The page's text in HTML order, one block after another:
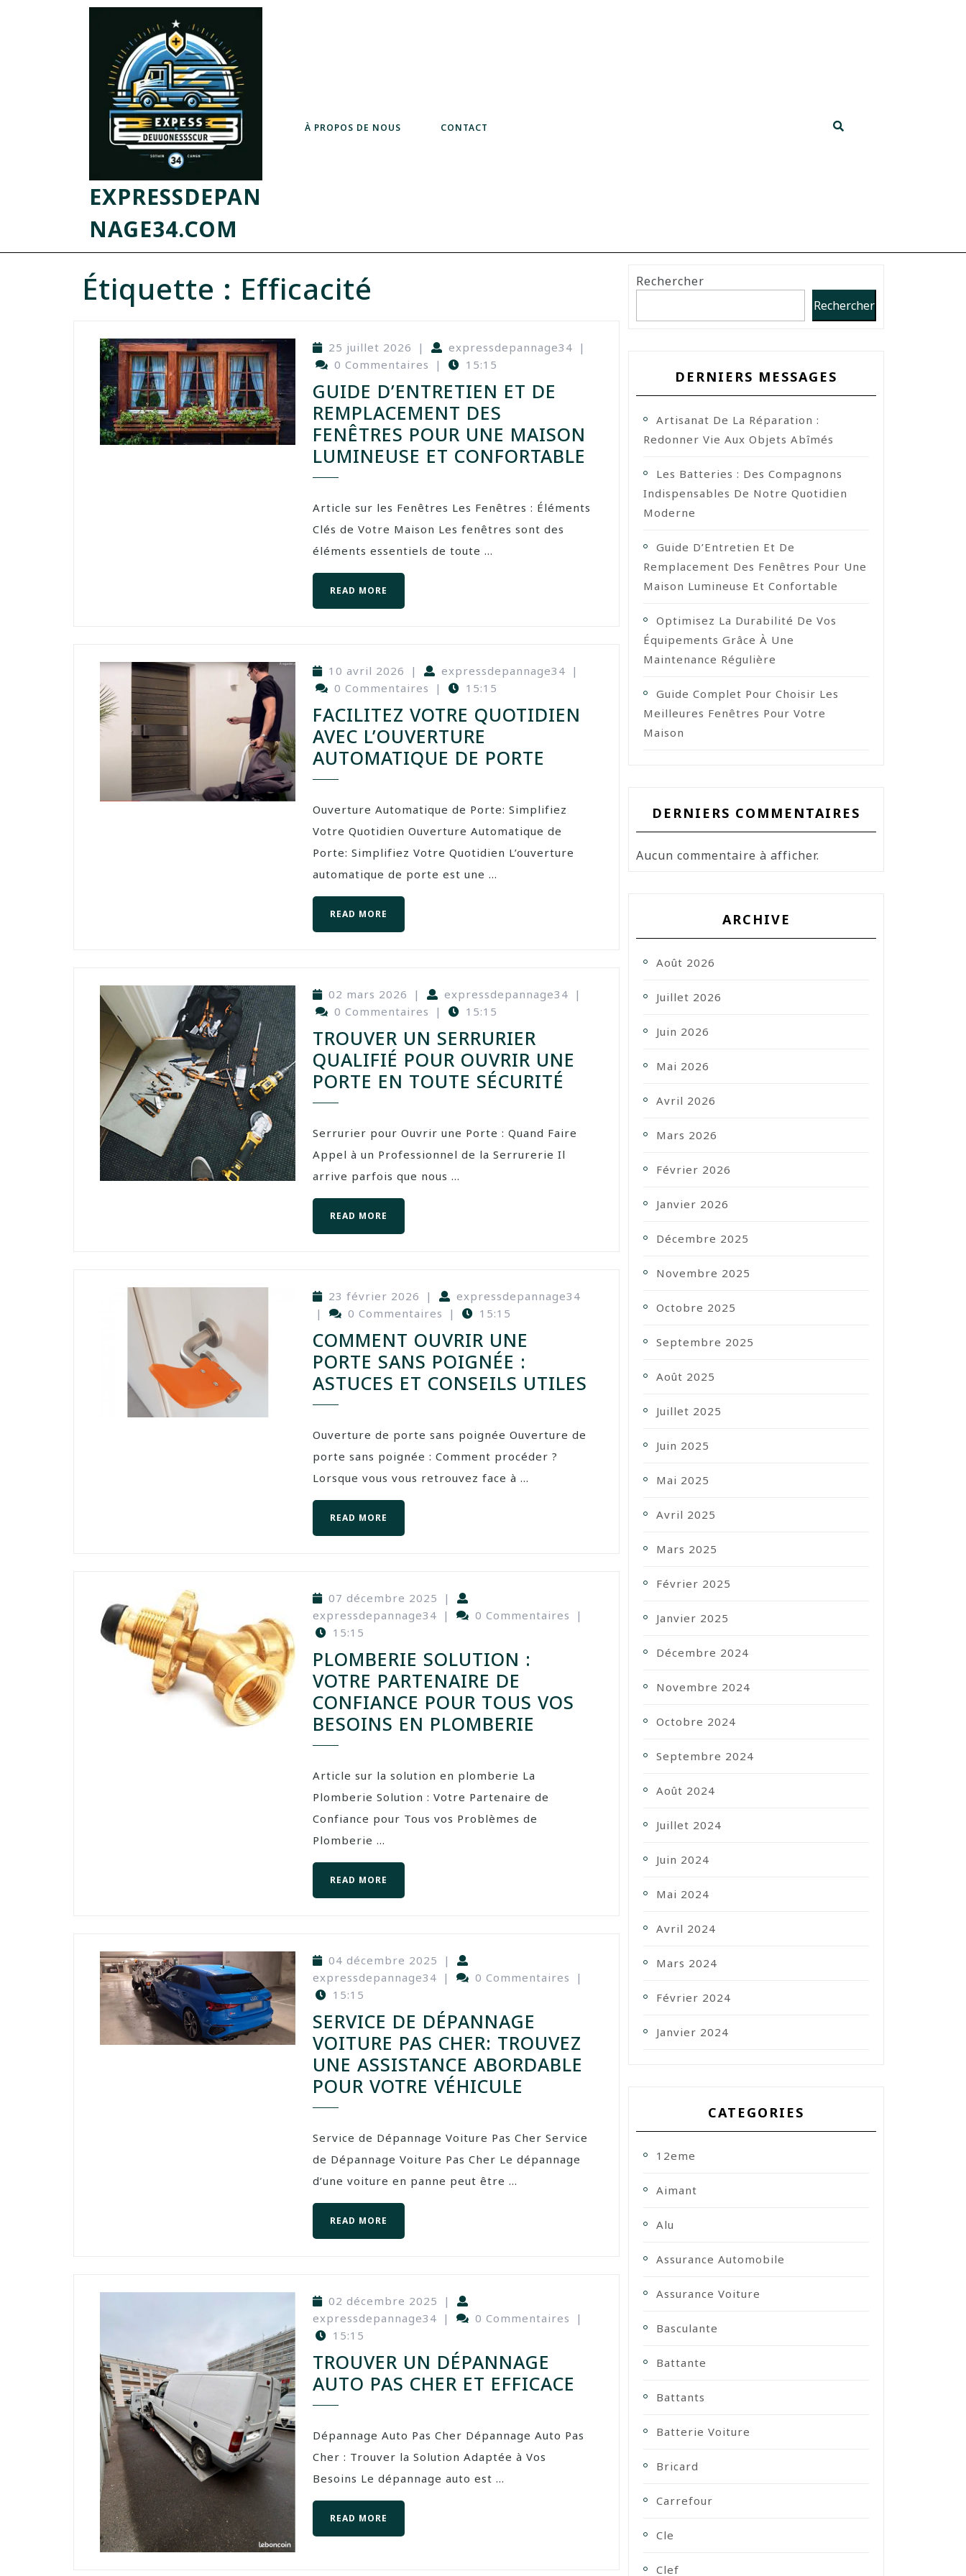
EXPRESSDEPAN
NAGE34.COM
À PROPOS DE NOUS CONTACT
Étiquette : Efficacité
25 juillet 2026 | expressdepannage34 |
0 Commentaires
| 15:15
GUIDE D’ENTRETIEN ET DE
REMPLACEMENT DES
FENÊTRES POUR UNE MAISON
LUMINEUSE ET CONFORTABLE
Article sur les Fenêtres Les Fenêtres : Éléments
Clés de Votre Maison Les fenêtres sont des
éléments essentiels de toute ...
READ MORE
10 avril 2026 | expressdepannage34 |
0 Commentaires
| 15:15
FACILITEZ VOTRE QUOTIDIEN
AVEC L’OUVERTURE
AUTOMATIQUE DE PORTE
Ouverture Automatique de Porte: Simplifiez
Votre Quotidien Ouverture Automatique de
Porte: Simplifiez Votre Quotidien L’ouverture
automatique de porte est une ...
READ MORE
02 mars 2026 | expressdepannage34 |
0 Commentaires
| 15:15
TROUVER UN SERRURIER
QUALIFIÉ POUR OUVRIR UNE
PORTE EN TOUTE SÉCURITÉ
Serrurier pour Ouvrir une Porte : Quand Faire
Appel à un Professionnel de la Serrurerie Il
arrive parfois que nous ...
READ MORE
23 février 2026 |
expressdepannage34
|
0 Commentaires | 15:15
COMMENT OUVRIR UNE
PORTE SANS POIGNÉE :
ASTUCES ET CONSEILS UTILES
Ouverture de porte sans poignée Ouverture de
porte sans poignée : Comment procéder ?
Lorsque vous vous retrouvez face à ...
READ MORE
07 décembre 2025
|
expressdepannage34 | 0 Commentaires
|
15:15
PLOMBERIE SOLUTION :
VOTRE PARTENAIRE DE
CONFIANCE POUR TOUS VOS
BESOINS EN PLOMBERIE
Article sur la solution en plomberie La
Plomberie Solution : Votre Partenaire de
Confiance pour Tous vos Problèmes de
Plomberie ...
READ MORE
04 décembre 2025
|
expressdepannage34 | 0 Commentaires
|
15:15
SERVICE DE DÉPANNAGE
VOITURE PAS CHER: TROUVEZ
UNE ASSISTANCE ABORDABLE
POUR VOTRE VÉHICULE
Service de Dépannage Voiture Pas Cher Service
de Dépannage Voiture Pas Cher Le dépannage
d’une voiture en panne peut être ...
READ MORE
02 décembre 2025
|
expressdepannage34 | 0 Commentaires
|
15:15
TROUVER UN DÉPANNAGE
AUTO PAS CHER ET EFFICACE
Dépannage Auto Pas Cher Dépannage Auto Pas
Cher : Trouver la Solution Adaptée à Vos
Besoins Le dépannage auto est ...
READ MORE
Rechercher
Rechercher
DERNIERS MESSAGES
Artisanat De La Réparation :
Redonner Vie Aux Objets Abîmés
Les Batteries : Des Compagnons
Indispensables De Notre Quotidien
Moderne
Guide D’Entretien Et De
Remplacement Des Fenêtres Pour Une
Maison Lumineuse Et Confortable
Optimisez La Durabilité De Vos
Équipements Grâce À Une
Maintenance Régulière
Guide Complet Pour Choisir Les
Meilleures Fenêtres Pour Votre
Maison
DERNIERS COMMENTAIRES
Aucun commentaire à afficher.
ARCHIVE
Août 2026
Juillet 2026
Juin 2026
Mai 2026
Avril 2026
Mars 2026
Février 2026
Janvier 2026
Décembre 2025
Novembre 2025
Octobre 2025
Septembre 2025
Août 2025
Juillet 2025
Juin 2025
Mai 2025
Avril 2025
Mars 2025
Février 2025
Janvier 2025
Décembre 2024
Novembre 2024
Octobre 2024
Septembre 2024
Août 2024
Juillet 2024
Juin 2024
Mai 2024
Avril 2024
Mars 2024
Février 2024
Janvier 2024
CATEGORIES
12eme
Aimant
Alu
Assurance Automobile
Assurance Voiture
Basculante
Battante
Battants
Batterie Voiture
Bricard
Carrefour
Cle
Clef